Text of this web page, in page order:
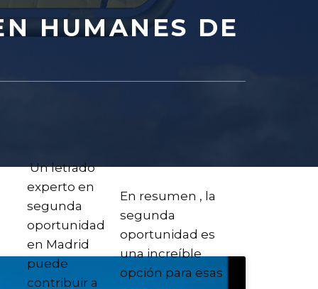
HUMANES DE
Un letrado
experto en
segunda
oportunidad
en Madrid
puede
contribuir a
En resumen , la
segunda
oportunidad es
una increíble
opción para esas